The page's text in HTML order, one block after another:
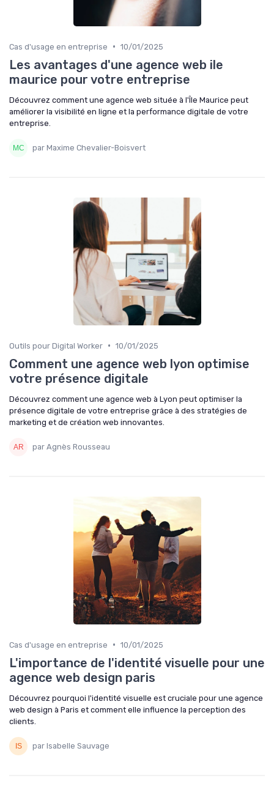
Cas d'usage en entreprise • 10/01/2025
Les avantages d'une agence web ile
maurice pour votre entreprise
Découvrez comment une agence web située à l'Île Maurice peut
améliorer la visibilité en ligne et la performance digitale de votre
entreprise.
par Maxime Chevalier-Boisvert
Outils pour Digital Worker • 10/01/2025
Comment une agence web lyon optimise
votre présence digitale
Découvrez comment une agence web à Lyon peut optimiser la
présence digitale de votre entreprise grâce à des stratégies de
marketing et de création web innovantes.
par Agnès Rousseau
Cas d'usage en entreprise • 10/01/2025
L'importance de l'identité visuelle pour une
agence web design paris
Découvrez pourquoi l'identité visuelle est cruciale pour une agence
web design à Paris et comment elle influence la perception des
clients.
par Isabelle Sauvage